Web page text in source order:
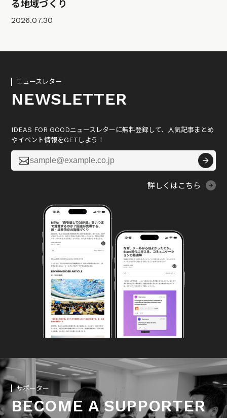
る地域づくり
2026.07.30
ニュースレター
NEWSLETTER
IDEAS FOR GOODニュースレターに無料登録して、人気記事まとめ
やイベント情報をGETしよう！

詳しくはこちら
サポーター
BECOME A SUPPORTER